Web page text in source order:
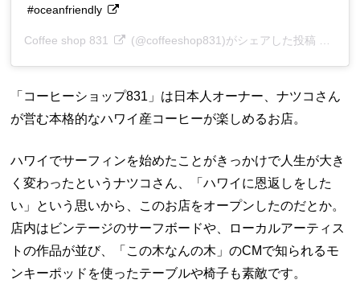
#oceanfriendly
Coffee shop 831 (@coffeeshop831)がシェアした投稿 –
「コーヒーショップ831」は日本人オーナー、ナツコさん
が営む本格的なハワイ産コーヒーが楽しめるお店。
ハワイでサーフィンを始めたことがきっかけで人生が大き
く変わったというナツコさん、「ハワイに恩返しをした
い」という思いから、このお店をオープンしたのだとか。
店内はビンテージのサーフボードや、ローカルアーティス
トの作品が並び、「この木なんの木」のCMで知られるモ
ンキーポッドを使ったテーブルや椅子も素敵です。